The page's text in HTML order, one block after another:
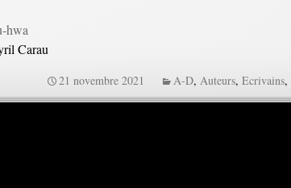
hwa
Carau
21 novembre 2021 A-D, Auteurs, Ecrivains,